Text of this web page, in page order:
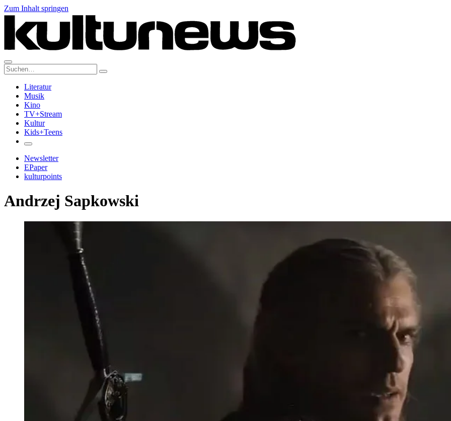
Zum Inhalt springen
Suche:
Literatur
Musik
Kino
TV+Stream
Kultur
Kids+Teens
Newsletter
EPaper
kulturpoints
Andrzej Sapkowski